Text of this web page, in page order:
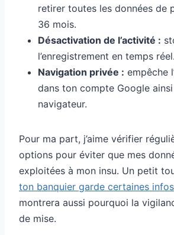
retirer toutes les données de
36 mois.
Désactivation de l’activité :
l’enregistrement en temps réel.
Navigation privée : empêche
dans ton compte Google
navigateur.
Pour ma part, j’aime vérifier
options pour éviter que mes
exploitées à mon insu. Un petit
ton banquier garde certaines
montrera aussi pourquoi la
de mise.